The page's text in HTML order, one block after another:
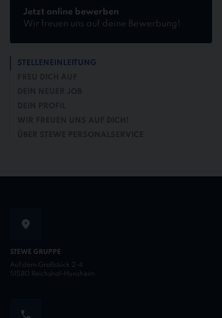
Jetzt online bewerben
Wir freuen uns auf deine Bewerbung!
STELLENEINLEITUNG
STEWE GRUPPE
Auf dem Großstück 2-4
51580 Reichshof-Hunsheim